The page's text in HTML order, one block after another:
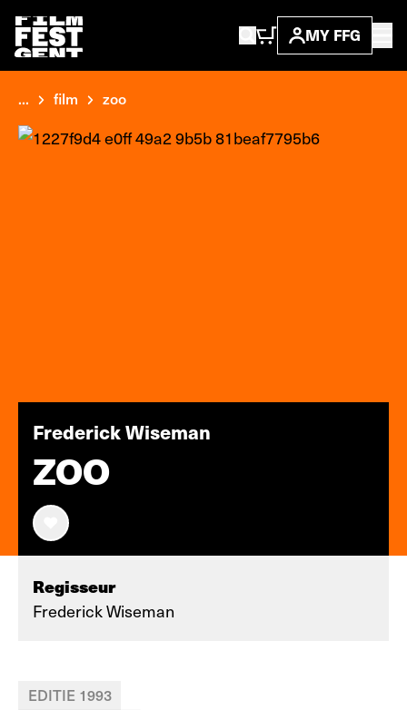
MY FFG
... film zoo
Frederick Wiseman
ZOO
Regisseur
Frederick Wiseman
EDITIE 1993